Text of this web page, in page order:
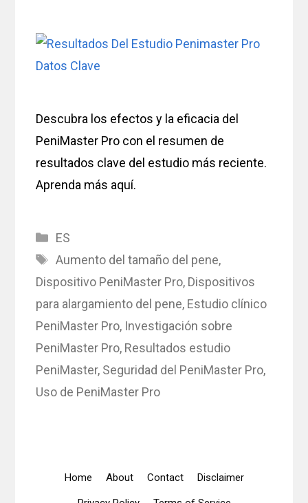
Descubra los efectos y la eficacia del
PeniMaster Pro con el resumen de
resultados clave del estudio más reciente.
Aprenda más aquí.
Categories
ES
Tags
Aumento del tamaño del pene,
Dispositivo PeniMaster Pro, Dispositivos
para alargamiento del pene, Estudio clínico
PeniMaster Pro, Investigación sobre
PeniMaster Pro, Resultados estudio
PeniMaster, Seguridad del PeniMaster Pro,
Uso de PeniMaster Pro
Home About Contact Disclaimer